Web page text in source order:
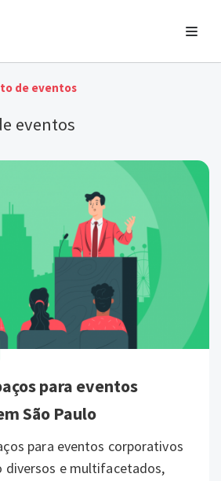
de eventos
eventos
para eventos
São Paulo
para eventos corporativos
diversos e multifacetados,